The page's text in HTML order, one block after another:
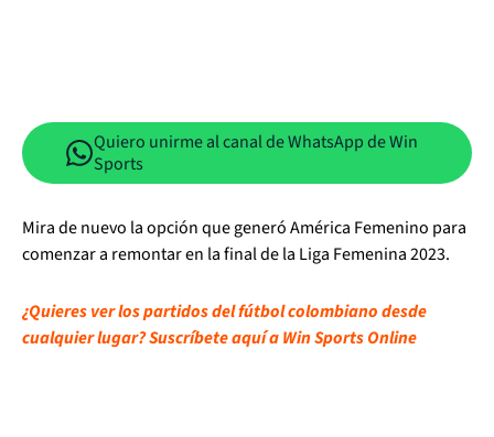
Quiero unirme al canal de WhatsApp de Win
Sports
Mira de nuevo la opción que generó América Femenino para
comenzar a remontar en la final de la Liga Femenina 2023.
¿Quieres ver los partidos del fútbol colombiano desde
cualquier lugar? Suscríbete aquí a Win Sports Online